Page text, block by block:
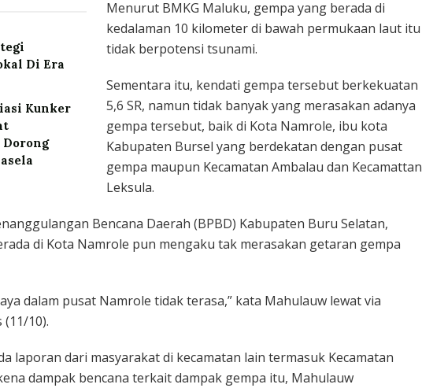
Di Era
Kunker
Dorong
Menurut BMKG Maluku, gempa yang berada di
kedalaman 10 kilometer di bawah permukaan laut itu
tidak berpotensi tsunami.
Sementara itu, kendati gempa tersebut berkekuatan
5,6 SR, namun tidak banyak yang merasakan adanya
gempa tersebut, baik di Kota Namrole, ibu kota
Kabupaten Bursel yang berdekatan dengan pusat
gempa maupun Kecamatan Ambalau dan Kecamattan
Leksula.
Bencana Daerah (BPBD) Kabupaten Buru Selatan,
di Kota Namrole pun mengaku tak merasakan getaran gempa
dalam pusat Namrole tidak terasa,” kata Mahulauw lewat via
10).
laporan dari masyarakat di kecamatan lain termasuk Kecamatan
dampak bencana terkait dampak gempa itu, Mahulauw